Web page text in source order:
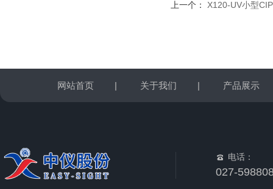
上一个： X120-UV小型
网站首页 | 关于我们 | 产品展示
电话：
027-